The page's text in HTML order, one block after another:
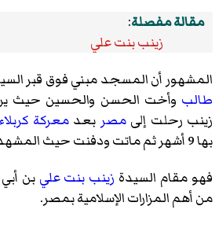
مقالة مفصلة:
زينب بنت علي
المشهور أن المسجد مبني فوق قبر
طالب وأخت الحسن والحسين حيث
زينب رحلت إلىمصر بعدمعركة كربلاء
بها 9 أشهر ثم ماتت ودفنت حيث المشهد الآن.
فهو مقام السيدة زينب بنت علي بن
من أهم المزارات الإسلامية بمصر.